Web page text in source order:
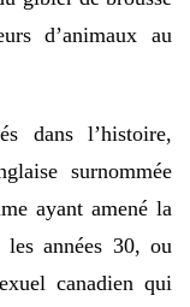
d’animaux au
dans l’histoire,
surnommée
ayant amené la
années 30, ou
canadien qui